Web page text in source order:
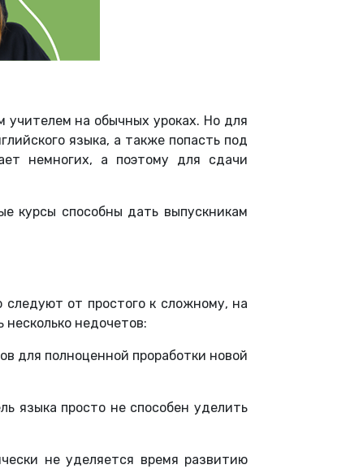
на обычных уроках. Но для
языка, а также попасть под
немногих, а поэтому для сдачи
курсы способны дать выпускникам
от простого к сложному, на
недочетов:
для полноценной проработки новой
языка просто не способен уделить
не уделяется время развитию